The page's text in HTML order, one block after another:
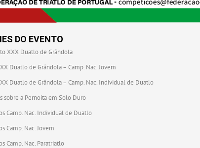
DO EVENTO
XXX Duatlo de Grândola
Duatlo de Grândola – Camp. Nac. Jovem
Duatlo de Grândola – Camp. Nac. Individual de Duatlo
sobre a Pernoita em Solo Duro
Camp. Nac. Individual de Duatlo
Camp. Nac. Jovem
Camp. Nac. Paratriatlo